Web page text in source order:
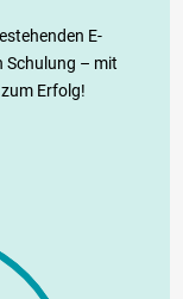
E-
Schulung – mit
Erfolg!